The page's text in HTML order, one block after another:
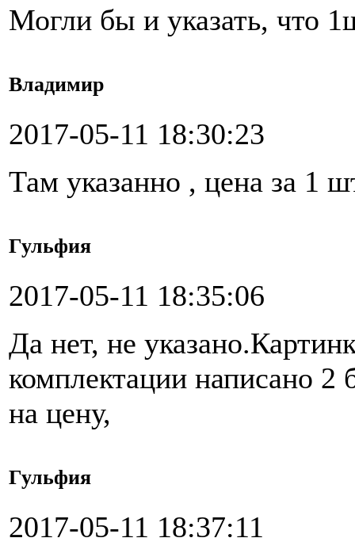
Могли бы и указать, что
Владимир
2017-05-11 18:30:23
Там указанно , цена за 1
Гульфия
2017-05-11 18:35:06
Да нет, не
комплектации написано
на цену,
Гульфия
2017-05-11 18:37:11